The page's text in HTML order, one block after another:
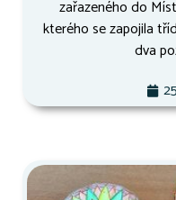
zařazeného do
kterého se zapojila
dva